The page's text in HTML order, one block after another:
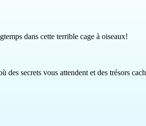
dans cette terrible cage à oiseaux!
secrets vous attendent et des trésors